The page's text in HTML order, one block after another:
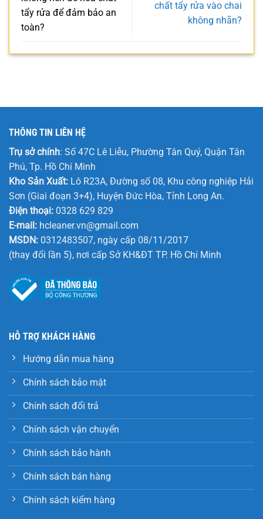
tẩy rửa để đảm bảo an
toàn?
chất tẩy rửa vào chai
không nhãn?
THÔNG TIN LIÊN HỆ
Trụ sở chính: Số 47C Lê Liễu, Phường Tân Quý, Quận Tân
Phú, Tp. Hồ Chí Minh
Kho Sản Xuất: Lô R23A, Đường số 08, Khu công nghiệp Hải
Sơn (Giai đoạn 3+4), Huyện Đức Hòa, Tỉnh Long An.
Điện thoại: 0328 629 829
E-mail: hcleaner.vn@gmail.com
MSDN: 0312483507, ngày cấp 08/11/2017
(thay đổi lần 5), nơi cấp Sở KH&ĐT TP. Hồ Chí Minh
HỖ TRỢ KHÁCH HÀNG
Hướng dẫn mua hàng
Chính sách bảo mật
Chính sách đổi trả
Chính sách vận chuyển
Chính sách bảo hành
Chính sách bán hàng
Chính sách kiểm hàng